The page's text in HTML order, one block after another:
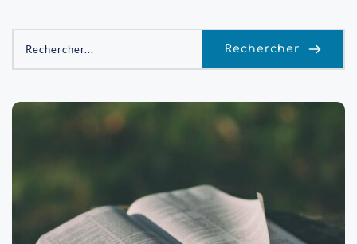
Rechercher...
Rechercher